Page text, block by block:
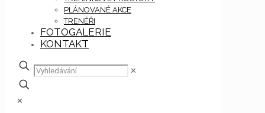
PLÁNOVANÉ AKCE
TRENÉŘI
FOTOGALERIE
KONTAKT
✕
✕